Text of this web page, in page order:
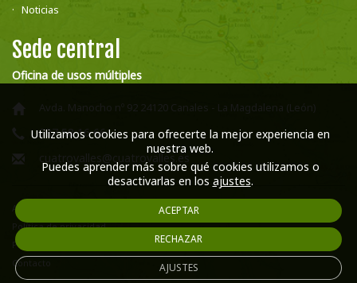
Noticias
Sede central
Oficina de usos múltiples
Avda. Manocho nº 92 24120 Canales - La Magdalena (León)
987 58 16 66
cuatrovalles@cuatrovalles.es
Aviso legal
Política de privacidad
Política de cookies
Contacto
Utilizamos cookies para ofrecerte la mejor experiencia en
nuestra web.
Puedes aprender más sobre qué cookies utilizamos o
desactivarlas en los ajustes.
ACEPTAR
RECHAZAR
AJUSTES